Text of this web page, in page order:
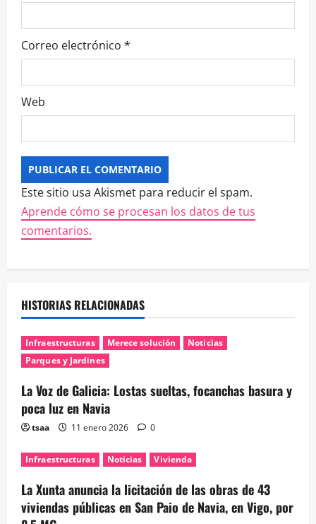
Correo electrónico *
Web
Este sitio usa Akismet para reducir el spam.
Aprende cómo se procesan los datos de tus
comentarios.
HISTORIAS RELACIONADAS
Infraestructuras Merece solución
Noticias
Parques y Jardines
La Voz de Galicia: Lostas sueltas, focanchas basura y
poca luz en Navia
tsaa 11 enero 2026 0
Infraestructuras Noticias Vivienda
La Xunta anuncia la licitación de las obras de 43
viviendas públicas en San Paio de Navia, en Vigo, por